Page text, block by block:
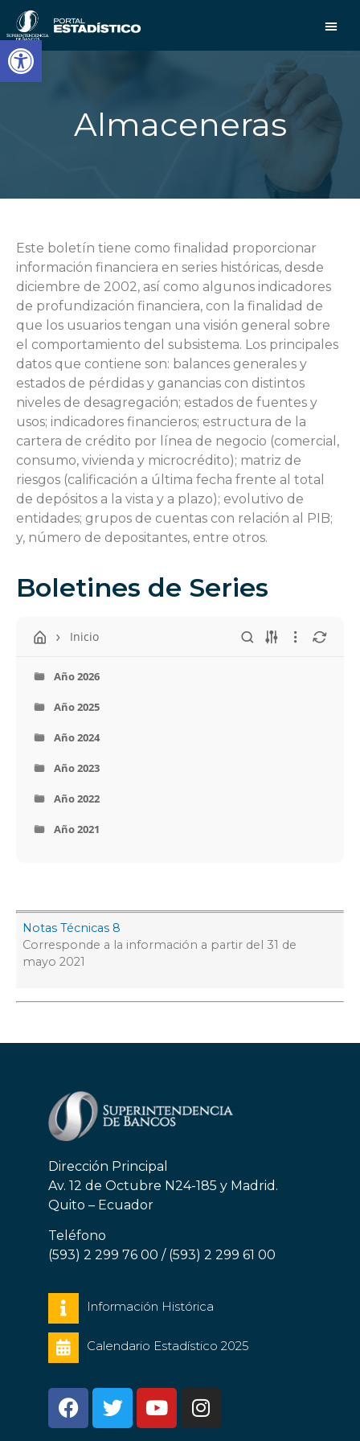
Abrir barra de herramientas
Almaceneras
Este boletín tiene como finalidad proporcionar
información financiera en series históricas, desde
diciembre de 2002, así como algunos indicadores
de profundización financiera, con la finalidad de
que los usuarios tengan una visión general sobre
el comportamiento del subsistema. Los principales
datos que contiene son: balances generales y
estados de pérdidas y ganancias con distintos
niveles de desagregación; estados de fuentes y
usos; indicadores financieros; estructura de la
cartera de crédito por línea de negocio (comercial,
consumo, vivienda y microcrédito); matriz de
riesgos (calificación a última fecha frente al total
de depósitos a la vista y a plazo); evolutivo de
entidades; grupos de cuentas con relación al PIB;
y, número de depositantes, entre otros.
Boletines de Series ​
Inicio
Año 2026
Año 2025
Año 2024
Año 2023
Año 2022
Año 2021
Notas Técnicas 8
Corresponde a la información a partir del 31 de
mayo 2021
Dirección Principal
Av. 12 de Octubre N24-185 y Madrid.
Quito – Ecuador
Teléfono
(593) 2 299 76 00 / (593) 2 299 61 00
Información Histórica
Calendario Estadístico 2025